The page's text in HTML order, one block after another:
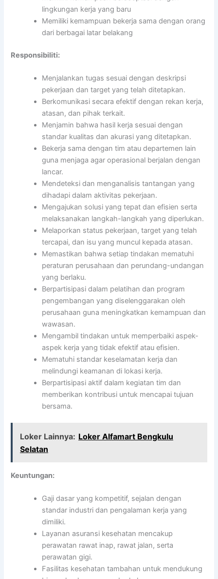
lingkungan kerja yang baru
Memiliki kemampuan bekerja sama dengan orang
dari berbagai latar belakang
Responsibiliti:
Menjalankan tugas sesuai dengan deskripsi
pekerjaan dan target yang telah ditetapkan.
Berkomunikasi secara efektif dengan rekan kerja,
atasan, dan pihak terkait.
Menjamin bahwa hasil kerja sesuai dengan
standar kualitas dan akurasi yang ditetapkan.
Bekerja sama dengan tim atau departemen lain
guna menjaga agar operasional berjalan dengan
lancar.
Mendeteksi dan menganalisis tantangan yang
dihadapi dalam aktivitas pekerjaan.
Mengajukan solusi yang tepat dan efisien serta
melaksanakan langkah-langkah yang diperlukan.
Melaporkan status pekerjaan, target yang telah
tercapai, dan isu yang muncul kepada atasan.
Memastikan bahwa setiap tindakan mematuhi
peraturan perusahaan dan perundang-undangan
yang berlaku.
Berpartisipasi dalam pelatihan dan program
pengembangan yang diselenggarakan oleh
perusahaan guna meningkatkan kemampuan dan
wawasan.
Mengambil tindakan untuk memperbaiki aspek-
aspek kerja yang tidak efektif atau efisien.
Mematuhi standar keselamatan kerja dan
melindungi keamanan di lokasi kerja.
Berpartisipasi aktif dalam kegiatan tim dan
memberikan kontribusi untuk mencapai tujuan
bersama.
Loker Lainnya: Loker Alfamart Bengkulu
Selatan
Keuntungan:
Gaji dasar yang kompetitif, sejalan dengan
standar industri dan pengalaman kerja yang
dimiliki.
Layanan asuransi kesehatan mencakup
perawatan rawat inap, rawat jalan, serta
perawatan gigi.
Fasilitas kesehatan tambahan untuk mendukung